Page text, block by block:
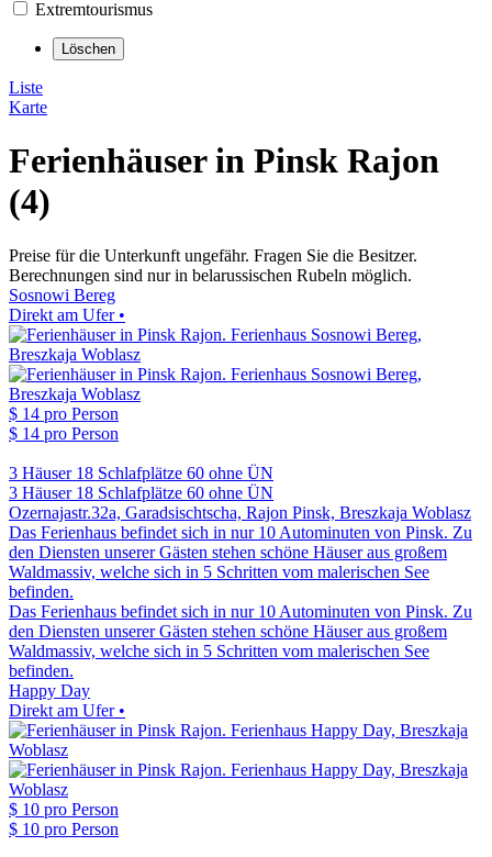
Extremtourismus
Liste
Karte
Ferienhäuser in Pinsk Rajon
(4)
Preise für die Unterkunft ungefähr. Fragen Sie die Besitzer.
Berechnungen sind nur in belarussischen Rubeln möglich.
Sosnowi Bereg
Direkt am Ufer •
$ 14 pro Person
$ 14 pro Person
3 Häuser 18 Schlafplätze 60 ohne ÜN
3 Häuser 18 Schlafplätze 60 ohne ÜN
Ozernajastr.32a, Garadsischtscha, Rajon Pinsk, Breszkaja Woblasz
Das Ferienhaus befindet sich in nur 10 Autominuten von Pinsk. Zu
den Diensten unserer Gästen stehen schöne Häuser aus großem
Waldmassiv, welche sich in 5 Schritten vom malerischen See
befinden.
Das Ferienhaus befindet sich in nur 10 Autominuten von Pinsk. Zu
den Diensten unserer Gästen stehen schöne Häuser aus großem
Waldmassiv, welche sich in 5 Schritten vom malerischen See
befinden.
Happy Day
Direkt am Ufer •
$ 10 pro Person
$ 10 pro Person